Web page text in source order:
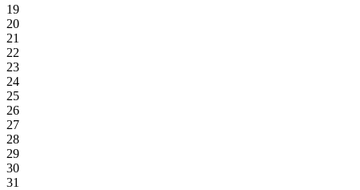
19
20
21
22
23
24
25
26
27
28
29
30
31